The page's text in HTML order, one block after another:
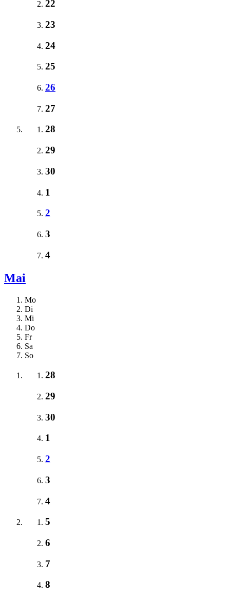
22
23
24
25
26
27
28
29
30
1
2
3
4
Mai
Mo
Di
Mi
Do
Fr
Sa
So
28
29
30
1
2
3
4
5
6
7
8